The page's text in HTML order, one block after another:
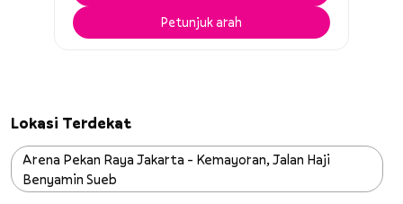
Petunjuk arah
Lokasi Terdekat
Arena Pekan Raya Jakarta - Kemayoran, Jalan Haji
Benyamin Sueb